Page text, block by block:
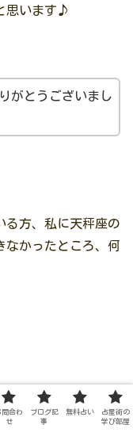
思います♪
がとうございまし
る方、私に天秤座の
なかったところ、何
問合わ
せ
ブログ記
事
無料占い
占星術の
学び部屋